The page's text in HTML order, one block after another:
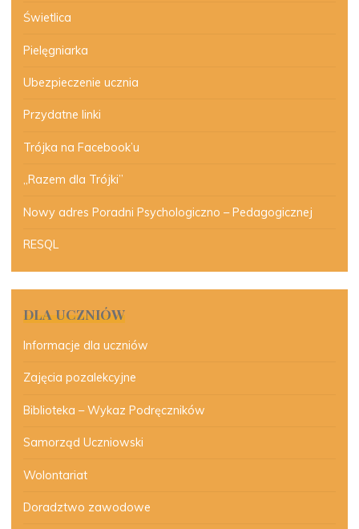
Świetlica
Pielęgniarka
Ubezpieczenie ucznia
Przydatne linki
Trójka na Facebook’u
„Razem dla Trójki”
Nowy adres Poradni Psychologiczno – Pedagogicznej
RESQL
DLA UCZNIÓW
Informacje dla uczniów
Zajęcia pozalekcyjne
Biblioteka – Wykaz Podręczników
Samorząd Uczniowski
Wolontariat
Doradztwo zawodowe